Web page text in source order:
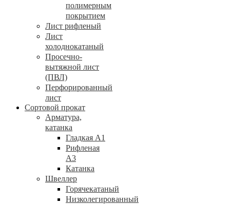
полимерным
покрытием
Лист рифленый
Лист
холоднокатаный
Просечно-
вытяжной лист
(ПВЛ)
Перфорированный
лист
Сортовой прокат
Арматура,
катанка
Гладкая А1
Рифленая
А3
Катанка
Швеллер
Горячекатаный
Низколегированный